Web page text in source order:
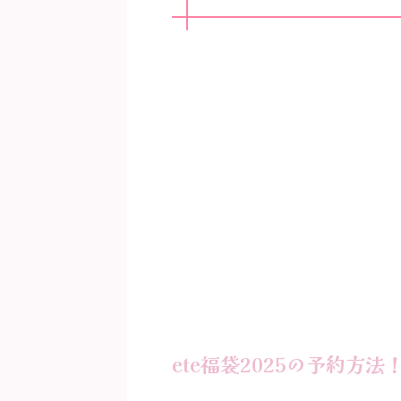
ete福袋2025の予約方法